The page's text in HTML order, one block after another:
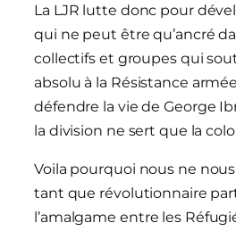
La LJR lutte donc pour
qui ne peut être qu’ancré
collectifs et groupes qui
absolu à la Résistance
défendre la vie de George
la division ne sert que la
Voila pourquoi nous ne
tant que révolutionnaire
l’amalgame entre les